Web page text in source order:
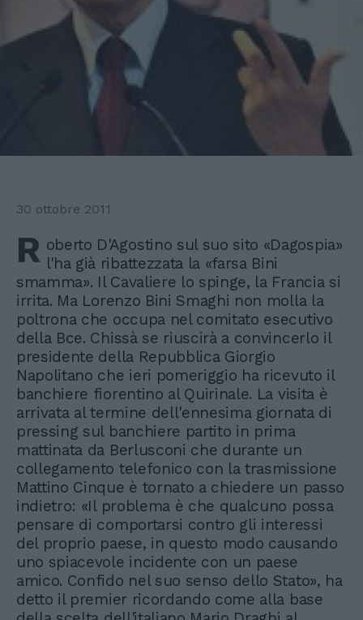
30 ottobre 2011
R oberto D'Agostino sul suo sito «Dagospia»
l'ha già ribattezzata la «farsa Bini
smamma». Il Cavaliere lo spinge, la Francia si
irrita. Ma Lorenzo Bini Smaghi non molla la
poltrona che occupa nel comitato esecutivo
della Bce. Chissà se riuscirà a convincerlo il
presidente della Repubblica Giorgio
Napolitano che ieri pomeriggio ha ricevuto il
banchiere fiorentino al Quirinale. La visita è
arrivata al termine dell'ennesima giornata di
pressing sul banchiere partito in prima
mattinata da Berlusconi che durante un
collegamento telefonico con la trasmissione
Mattino Cinque è tornato a chiedere un passo
indietro: «Il problema è che qualcuno possa
pensare di comportarsi contro gli interessi
del proprio paese, in questo modo causando
uno spiacevole incidente con un paese
amico. Confido nel suo senso dello Stato», ha
detto il premier ricordando come alla base